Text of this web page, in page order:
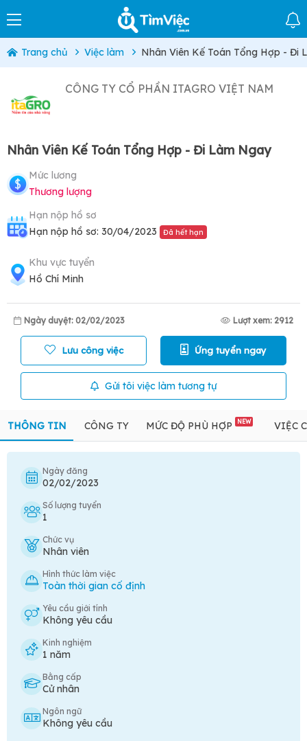
Trang chủ Việc làm Nhân Viên Kế Toán Tổng Hợp - Đi
CÔNG TY CỔ PHẦN ITAGRO VIỆT NAM
Nhân Viên Kế Toán Tổng Hợp - Đi Làm Ngay
Mức lương
Thương lượng
Hạn nộp hồ sơ
Hạn nộp hồ sơ: 30/04/2023
Đã hết hạn
Khu vực tuyển
Hồ Chí Minh
Ngày duyệt: 02/02/2023 Lượt xem: 2912
Lưu công việc Ứng tuyển ngay
Gửi tôi việc làm tương tự
THÔNG TIN CÔNG TY MỨC ĐỘ PHÙ HỢP NEW VIỆC
Ngày đăng
02/02/2023
Số lượng tuyển
1
Chức vụ
Nhân viên
Hình thức làm việc
Toàn thời gian cố định
Yêu cầu giới tính
Không yêu cầu
Kinh nghiệm
1 năm
Bằng cấp
Cử nhân
Ngôn ngữ
Không yêu cầu